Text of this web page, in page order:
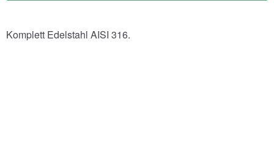
Komplett Edelstahl AISI 316.